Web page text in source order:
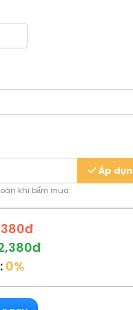
Áp
khi bấm mua.
0%